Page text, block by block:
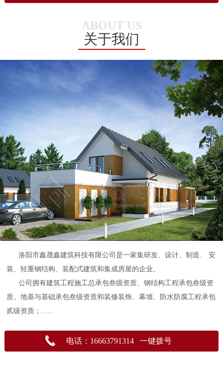
ABOUT US
关于我们
洛阳市鑫晟鑫建筑科技有限公司是一家集研发、设计、制造、 安
装、轻重钢结构、装配式建筑和集成房屋的企业。
公司拥有建筑工程施工总承包叁级资质、钢结构工程承包叁级资
质、地基与基础承包叁级资质和装修装饰、幕墻、防水防腐工程承包
贰级资质；......
电话：16663791314 一键拨号